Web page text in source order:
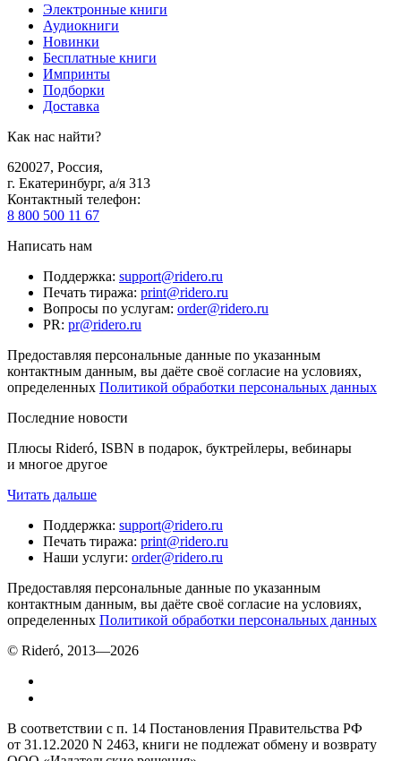
Электронные книги
Аудиокниги
Новинки
Бесплатные книги
Импринты
Подборки
Доставка
Как нас найти?
620027, Россия,
г. Екатеринбург, а/я 313
Контактный телефон:
8 800 500 11 67
Написать нам
Поддержка: support@ridero.ru
Печать тиража: print@ridero.ru
Вопросы по услугам: order@ridero.ru
PR: pr@ridero.ru
Предоставляя персональные данные по указанным
контактным данным, вы даёте своё согласие на условиях,
определенных Политикой обработки персональных данных
Последние новости
Плюсы Rideró, ISBN в подарок, буктрейлеры, вебинары
и многое другое
Читать дальше
Поддержка: support@ridero.ru
Печать тиража: print@ridero.ru
Наши услуги: order@ridero.ru
Предоставляя персональные данные по указанным
контактным данным, вы даёте своё согласие на условиях,
определенных Политикой обработки персональных данных
© Rideró, 2013—2026
В соответствии с п. 14 Постановления Правительства РФ
от 31.12.2020 N 2463, книги не подлежат обмену и возврату